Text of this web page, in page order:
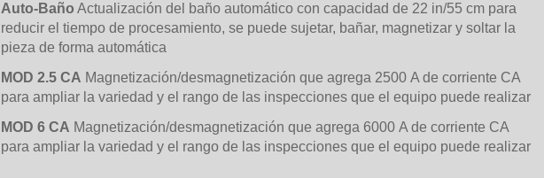
Auto-Baño Actualización del baño automático con capacidad de 22 in/55 cm para
reducir el tiempo de procesamiento, se puede sujetar, bañar, magnetizar y soltar la
pieza de forma automática
MOD 2.5 CA Magnetización/desmagnetización que agrega 2500 A de corriente CA
para ampliar la variedad y el rango de las inspecciones que el equipo puede realizar
MOD 6 CA Magnetización/desmagnetización que agrega 6000 A de corriente CA
para ampliar la variedad y el rango de las inspecciones que el equipo puede realizar